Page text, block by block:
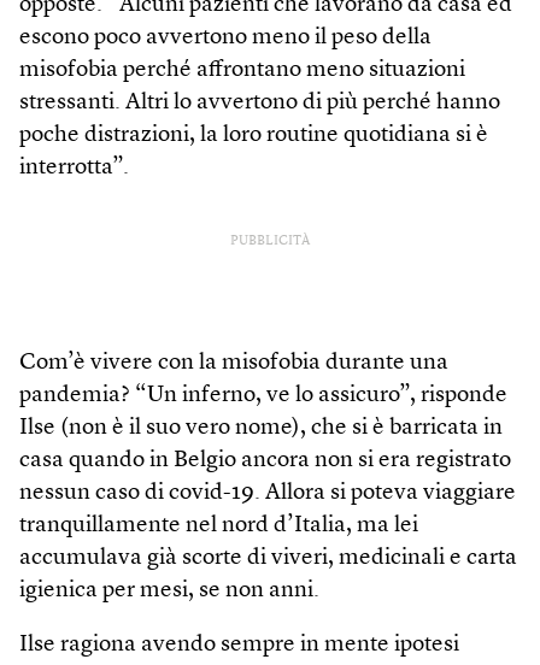
opposte. “Alcuni pazienti che lavorano da casa ed
escono poco avvertono meno il peso della
misofobia perché affrontano meno situazioni
stressanti. Altri lo avvertono di più perché hanno
poche distrazioni, la loro routine quotidiana si è
interrotta”.
PUBBLICITÀ
Com’è vivere con la misofobia durante una
pandemia? “Un inferno, ve lo assicuro”, risponde
Ilse (non è il suo vero nome), che si è barricata in
casa quando in Belgio ancora non si era registrato
nessun caso di covid-19. Allora si poteva viaggiare
tranquillamente nel nord d’Italia, ma lei
accumulava già scorte di viveri, medicinali e carta
igienica per mesi, se non anni.
Ilse ragiona avendo sempre in mente ipotesi